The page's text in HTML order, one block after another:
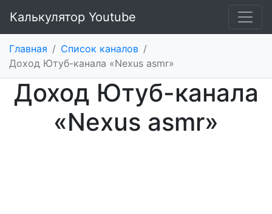
Калькулятор Youtube
Главная / Список каналов /
Доход Ютуб-канала «Nexus asmr»
Доход Ютуб-канала
«Nexus asmr»